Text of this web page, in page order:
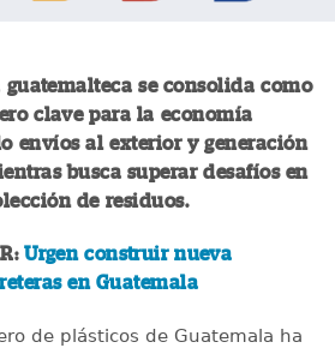
se consolida como
clave para la economía
envíos al exterior y generación
busca superar desafíos en
de residuos.
Urgen construir nueva
en Guatemala
de plásticos de Guatemala ha